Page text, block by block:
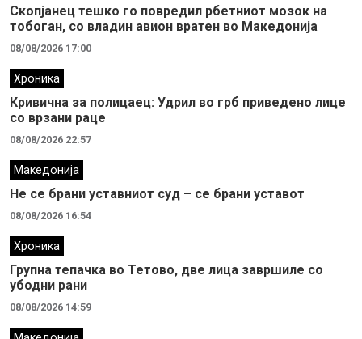
Скопјанец тешко го повредил рбетниот мозок на
тобоган, со владин авион вратен во Македонија
08/08/2026 17:00
Хроника
Кривична за полицаец: Удрил во грб приведено лице
со врзани раце
08/08/2026 22:57
Македонија
Не се брани уставниот суд – се брани уставот
08/08/2026 16:54
Хроника
Групна тепачка во Тетово, две лица завршиле со
убодни рани
08/08/2026 14:59